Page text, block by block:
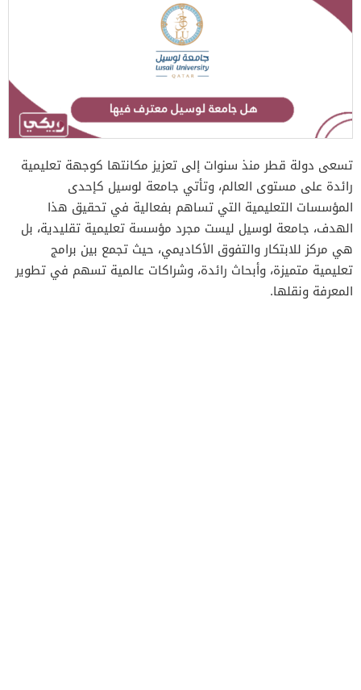
تسعى دولة قطر منذ سنوات إلى تعزيز مكانتها كوجهة تعليمية
رائدة على مستوى العالم، وتأتي جامعة لوسيل كإحدى
المؤسسات التعليمية التي تساهم بفعالية في تحقيق هذا
الهدف، جامعة لوسيل ليست مجرد مؤسسة تعليمية تقليدية، بل
هي مركز للابتكار والتفوق الأكاديمي، حيث تجمع بين برامج
تعليمية متميزة، وأبحاث رائدة، وشراكات عالمية تسهم في تطوير
المعرفة ونقلها.